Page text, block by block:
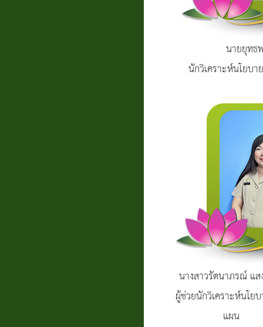
นายยุท
นักวิเคราะห์นโยบ
นางสาวรัตนาภรณ์ แส
ผู้ช่วยนักวิเคราะห์นโย
แผน